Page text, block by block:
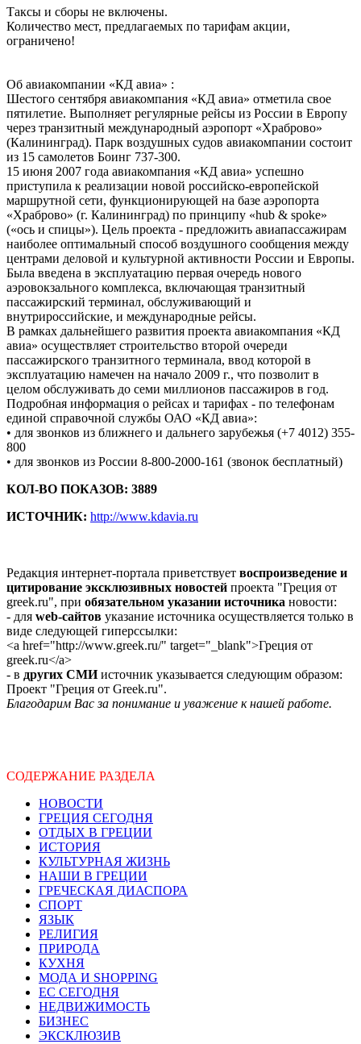
Таксы и сборы не включены.
Количество мест, предлагаемых по тарифам акции,
ограничено!
Об авиакомпании «КД авиа» :
Шестого сентября авиакомпания «КД авиа» отметила свое
пятилетие. Выполняет регулярные рейсы из России в Европу
через транзитный международный аэропорт «Храброво»
(Калининград). Парк воздушных судов авиакомпании состоит
из 15 самолетов Боинг 737-300.
15 июня 2007 года авиакомпания «КД авиа» успешно
приступила к реализации новой российско-европейской
маршрутной сети, функционирующей на базе аэропорта
«Храброво» (г. Калининград) по принципу «hub & spoke»
(«ось и спицы»). Цель проекта - предложить авиапассажирам
наиболее оптимальный способ воздушного сообщения между
центрами деловой и культурной активности России и Европы.
Была введена в эксплуатацию первая очередь нового
аэровокзального комплекса, включающая транзитный
пассажирский терминал, обслуживающий и
внутрироссийские, и международные рейсы.
В рамках дальнейшего развития проекта авиакомпания «КД
авиа» осуществляет строительство второй очереди
пассажирского транзитного терминала, ввод которой в
эксплуатацию намечен на начало 2009 г., что позволит в
целом обслуживать до семи миллионов пассажиров в год.
Подробная информация о рейсах и тарифах - по телефонам
единой справочной службы ОАО «КД авиа»:
• для звонков из ближнего и дальнего зарубежья (+7 4012) 355-
800
• для звонков из России 8-800-2000-161 (звонок бесплатный)
КОЛ-ВО ПОКАЗОВ: 3889
ИСТОЧНИК: http://www.kdavia.ru
Редакция интернет-портала приветствует воспроизведение и
цитирование эксклюзивных новостей проекта "Греция от
greek.ru", при обязательном указании источника новости:
- для web-сайтов указание источника осуществляется только в
виде следующей гиперссылки:
<a href="http://www.greek.ru/" target="_blank">Греция от
greek.ru</a>
- в других СМИисточник указывается следующим образом:
Проект "Греция от Greek.ru".
Благодарим Вас за понимание и уважение к нашей работе.
СОДЕРЖАНИЕ РАЗДЕЛА
НОВОСТИ
ГРЕЦИЯ СЕГОДНЯ
ОТДЫХ В ГРЕЦИИ
ИСТОРИЯ
КУЛЬТУРНАЯ ЖИЗНЬ
НАШИ В ГРЕЦИИ
ГРЕЧЕСКАЯ ДИАСПОРА
СПОРТ
ЯЗЫК
РЕЛИГИЯ
ПРИРОДА
КУХНЯ
МОДА И SHOPPING
ЕС СЕГОДНЯ
НЕДВИЖИМОСТЬ
БИЗНЕС
ЭКСКЛЮЗИВ